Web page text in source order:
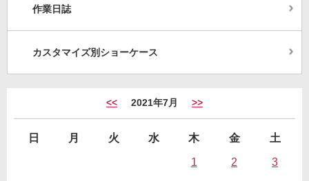
作業日誌
カスタマイズ別ショーケース
<< 2021年7月 >>
日 月 火 水 木 金
土
1
2 3